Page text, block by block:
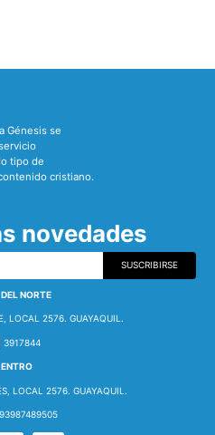
Génesis se
tipo de
cristiano.
novedades
SUSCRIBIRSE
NORTE
LOCAL 2576. GUAYAQUIL.
3917844
LOCAL 2576. GUAYAQUIL.